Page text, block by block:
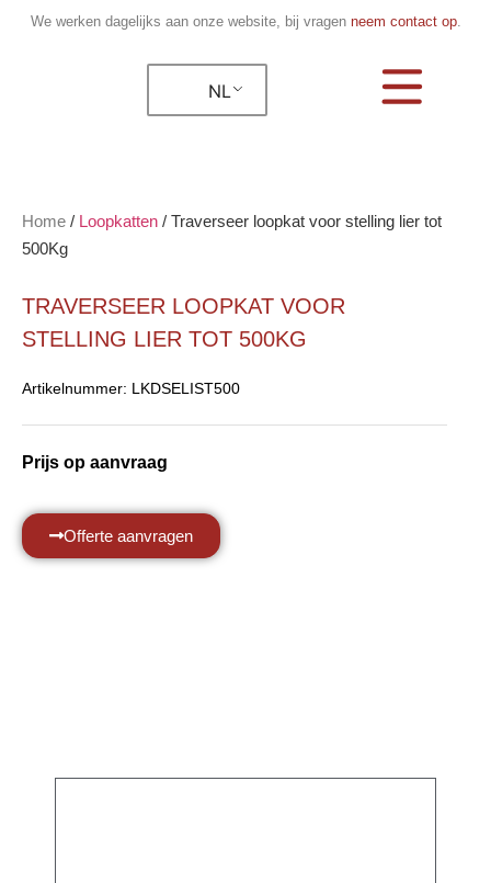
We werken dagelijks aan onze website, bij vragen neem contact op.
NL
Home / Loopkatten / Traverseer loopkat voor stelling lier tot
500Kg
TRAVERSEER LOOPKAT VOOR
STELLING LIER TOT 500KG
Artikelnummer: LKDSELIST500
Prijs op aanvraag
Offerte aanvragen